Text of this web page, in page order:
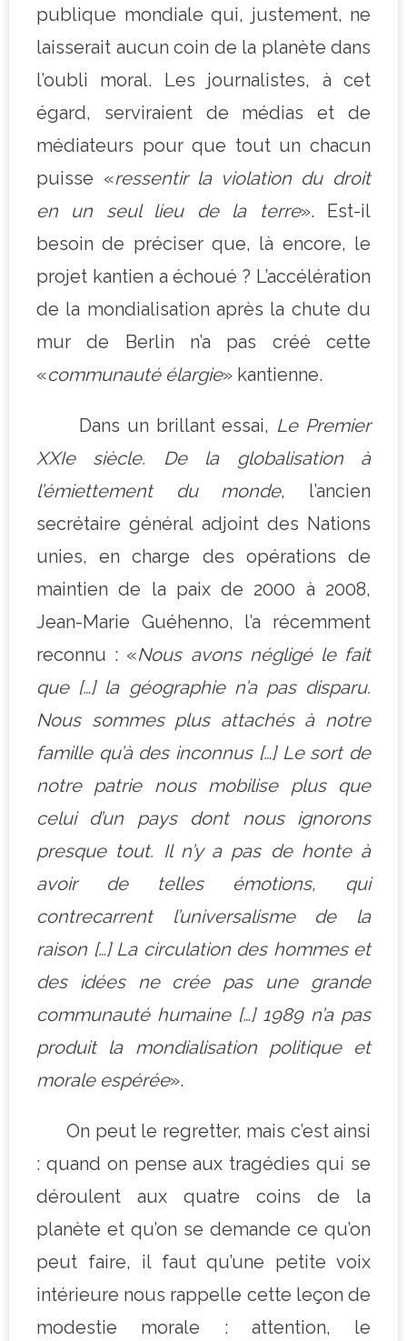
publique mondiale qui, justement, ne
laisserait aucun coin de la planète dans
l’oubli moral. Les journalistes, à cet
égard, serviraient de médias et de
médiateurs pour que tout un chacun
puisse «ressentir la violation du droit
en un seul lieu de la terre». Est-il
besoin de préciser que, là encore, le
projet kantien a échoué ? L’accélération
de la mondialisation après la chute du
mur de Berlin n’a pas créé cette
«communauté élargie» kantienne.
Dans un brillant essai, Le Premier
XXIe siècle. De la globalisation à
l’émiettement du monde, l’ancien
secrétaire général adjoint des Nations
unies, en charge des opérations de
maintien de la paix de 2000 à 2008,
Jean-Marie Guéhenno, l’a récemment
reconnu : «Nous avons négligé le fait
que […] la géographie n’a pas disparu.
Nous sommes plus attachés à notre
famille qu’à des inconnus […] Le sort de
notre patrie nous mobilise plus que
celui d’un pays dont nous ignorons
presque tout. Il n’y a pas de honte à
avoir de telles émotions, qui
contrecarrent l’universalisme de la
raison […] La circulation des hommes et
des idées ne crée pas une grande
communauté humaine […] 1989 n’a pas
produit la mondialisation politique et
morale espérée».
On peut le regretter, mais c’est ainsi
: quand on pense aux tragédies qui se
déroulent aux quatre coins de la
planète et qu’on se demande ce qu’on
peut faire, il faut qu’une petite voix
intérieure nous rappelle cette leçon de
modestie morale : attention, le